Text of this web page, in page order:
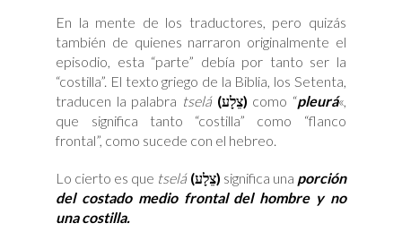
En la mente de los traductores, pero quizás
también de quienes narraron originalmente el
episodio, esta “parte” debía por tanto ser la
“costilla”. El texto griego de la Biblia, los Setenta,
traducen la palabra tselá( צֵלָע) como “pleurá«,
que significa tanto “costilla” como “flanco
frontal”, como sucede con el hebreo.
Lo cierto es que tselá( צֵלָע) significa una porción
del costado medio frontal del hombre y no
una costilla.